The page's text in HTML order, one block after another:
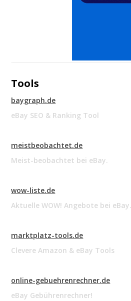
Tools
baygraph.de
eBay SEO & Ranking Tool
meistbeobachtet.de
Meist-beobachtet bei eBay.
wow-liste.de
Aktuelle WOW! Angebote bei eBay.
marktplatz-tools.de
Clevere Amazon & eBay Tools
online-gebuehrenrechner.de
eBay Gebührenrechner!